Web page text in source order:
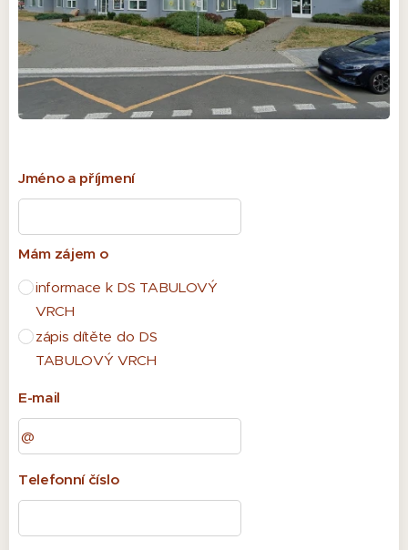
Jméno a příjmení
Mám zájem o
informace k DS TABULOVÝ
VRCH
zápis dítěte do DS
TABULOVÝ VRCH
E-mail
Telefonní číslo